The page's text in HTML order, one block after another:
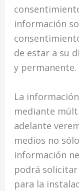
información
de estar a su
y permanente.
La
mediante
adelante
medios no
información
podrá
para la